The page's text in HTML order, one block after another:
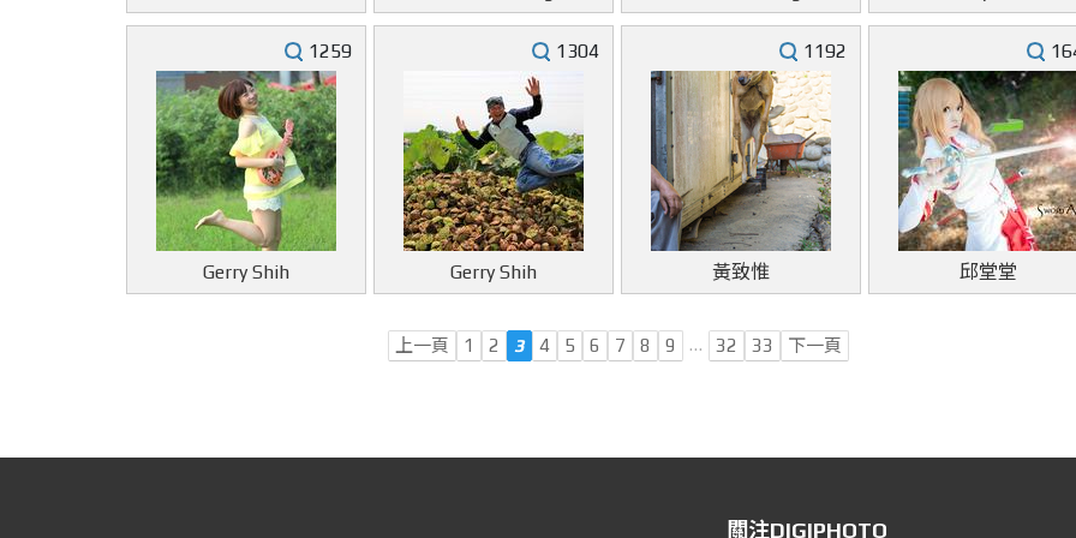
1259
Gerry Shih
1304
Gerry Shih
1192
黃致惟 邱堂堂
上一頁 1 2 3 4 5 6 7 8 9 … 32 33 下一頁
關注DIGIPHOTO